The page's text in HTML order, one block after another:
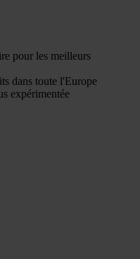
pour les meilleurs
dans toute l'Europe
expérimentée